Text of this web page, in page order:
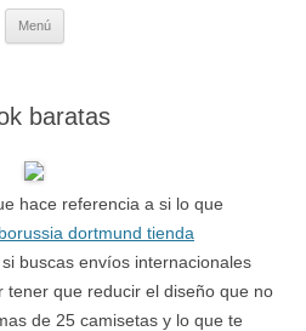
Menú
baratas
hace referencia a si lo que
borussia dortmund tienda
buscas envíos internacionales
tener que reducir el diseño que no
de 25 camisetas y lo que te